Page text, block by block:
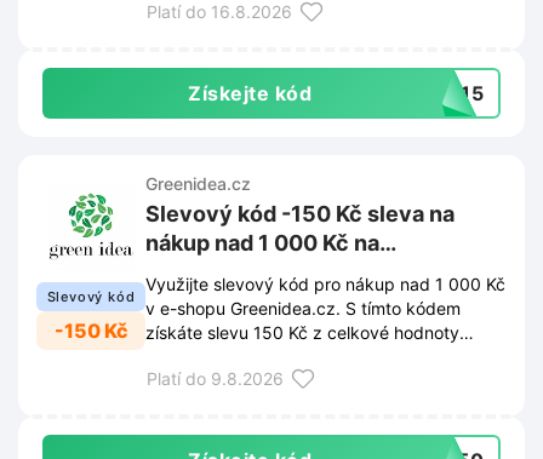
Platí do 16.8.2026
Získejte kód nd15
Slevový kód
-150 Kč
Greenidea.cz
Slevový kód -150 Kč sleva na
nákup nad 1 000 Kč na
Greenidea.cz
Využijte slevový kód pro nákup nad 1 000 Kč
v e-shopu Greenidea.cz. S tímto kódem
získáte slevu 150 Kč z celkové hodnoty
Platí do 9.8.2026